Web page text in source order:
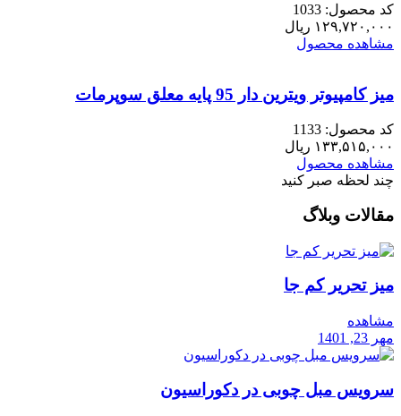
کد محصول: 1033
۱۲۹,۷۲۰,۰۰۰ ریال
مشاهده محصول
میز کامپیوتر ویترین دار 95 پایه معلق سوپرمات
کد محصول: 1133
۱۳۳,۵۱۵,۰۰۰ ریال
مشاهده محصول
چند لحظه صبر کنید
مقالات وبلاگ
میز تحریر کم جا
مشاهده
مهر 23, 1401
سرویس مبل چوبی در دکوراسیون